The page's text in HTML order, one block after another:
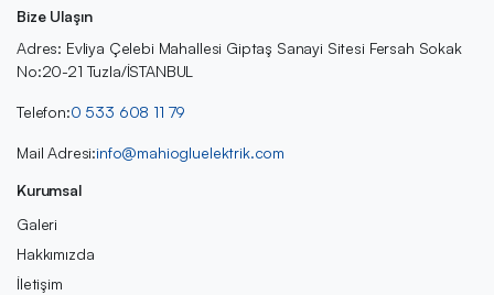
Bize Ulaşın
Adres: Evliya Çelebi Mahallesi Giptaş Sanayi Sitesi Fersah Sokak
No:20-21 Tuzla/İSTANBUL
Telefon:0 533 608 11 79
Mail Adresi:info@mahiogluelektrik.com
Kurumsal
Galeri
Hakkımızda
İletişim